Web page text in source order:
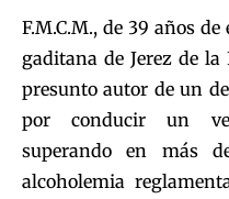
F.M.C.M., de 39 años
gaditana de Jerez de
presunto autor de un
por conducir un
superando en más
alcoholemia